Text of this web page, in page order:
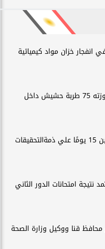
انفجار خزان مواد كيميائية
ضبط عاطل بحوزته 75 طربة حشيش داخل
حبس 3 متهمين 15 يومًا علي ذمةالتحقيقات
نتيجة امتحانات الدور الثاني
محافظ قنا ووكيل وزارة الصحة